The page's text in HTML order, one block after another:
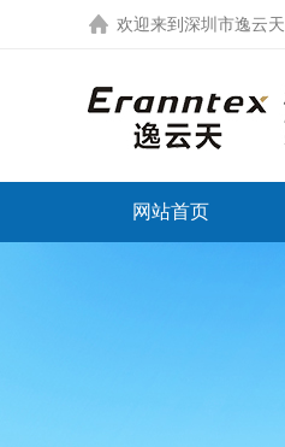
欢迎来到 深圳市逸云
网站首页